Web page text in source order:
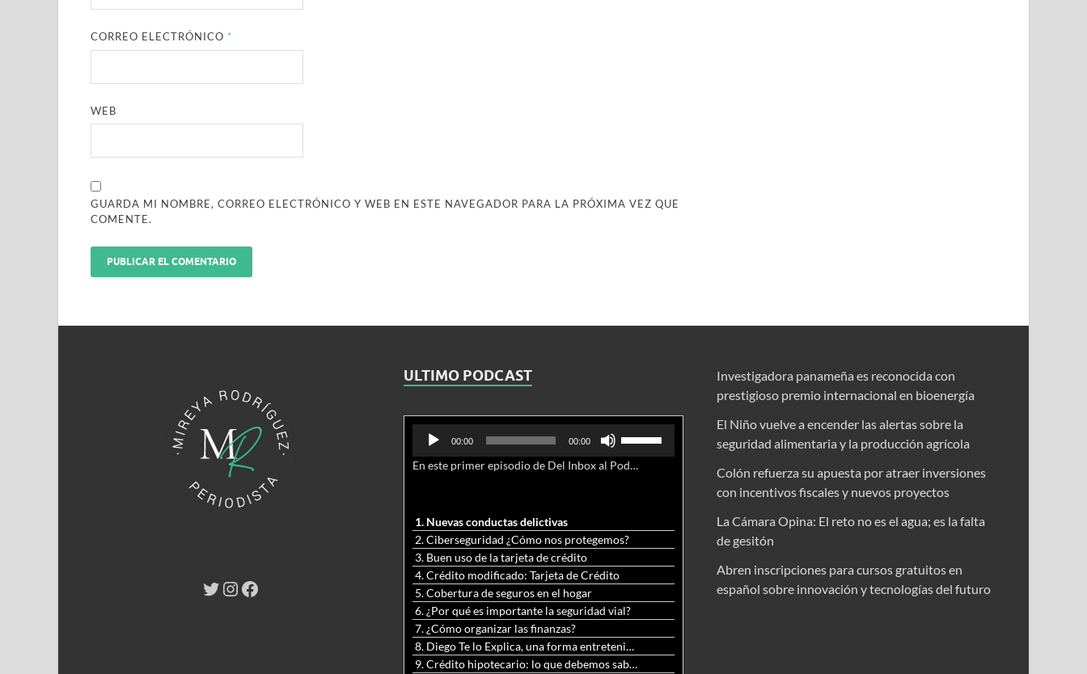
CORREO ELECTRÓNICO *
WEB
GUARDA MI NOMBRE, CORREO ELECTRÓNICO Y WEB EN ESTE NAVEGADOR PARA LA PRÓXIMA VEZ QUE
COMENTE.
ULTIMO PODCAST
Reproductor
audio
00:00 00:00
teclas
para
aumentar
o
disminuir
el
volumen.
En este primer episodio de Del Inbox al Podcast, analizamos junto al abogado Jonathan Brown las nuevas conductas delictivas cibernéticas y la necesidad de hacer modificaciones al Código Penal.
1. Nuevas conductas delictivas
2. Ciberseguridad ¿Cómo nos protegemos?
3. Buen uso de la tarjeta de crédito
4. Crédito modificado: Tarjeta de Crédito
5. Cobertura de seguros en el hogar
6. ¿Por qué es importante la seguridad vial?
7. ¿Cómo organizar las finanzas?
8. Diego Te lo Explica, una forma entretenida y diferente de aprender matemáticas y ciencias
9. Crédito hipotecario: lo que debemos saber previo a adquirir nuestra vivienda
Investigadora panameña es reconocida con
prestigioso premio internacional en bioenergía
El Niño vuelve a encender las alertas sobre la
seguridad alimentaria y la producción agrícola
Colón refuerza su apuesta por atraer inversiones
con incentivos fiscales y nuevos proyectos
La Cámara Opina: El reto no es el agua; es la falta
de gesitón
Abren inscripciones para cursos gratuitos en
español sobre innovación y tecnologías del futuro